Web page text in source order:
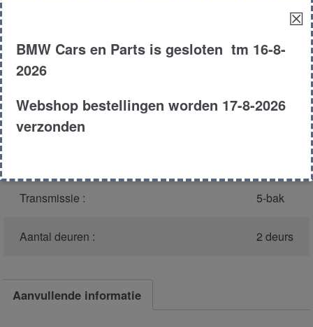
Model : E36
Type :
Transmissie : 5-bak
Aantal deuren : 2 deurs
Aanvullende informatie
☒
BMW Cars en Parts is gesloten tm 16-8-
2026
Webshop bestellingen worden 17-8-2026
verzonden